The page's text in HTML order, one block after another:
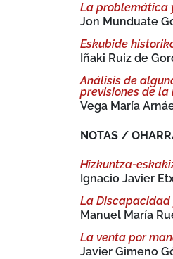
La problemática
Jon Munduate
Eskubide
Iñaki Ruiz de
Análisis de
previsiones de
Vega María
NOTAS /
Hizkuntza-
Ignacio Javier
La Discapacidad
Manuel María
La venta por
Javier Gimeno